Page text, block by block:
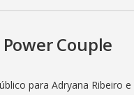
Couple
para Adryana Ribeiro e